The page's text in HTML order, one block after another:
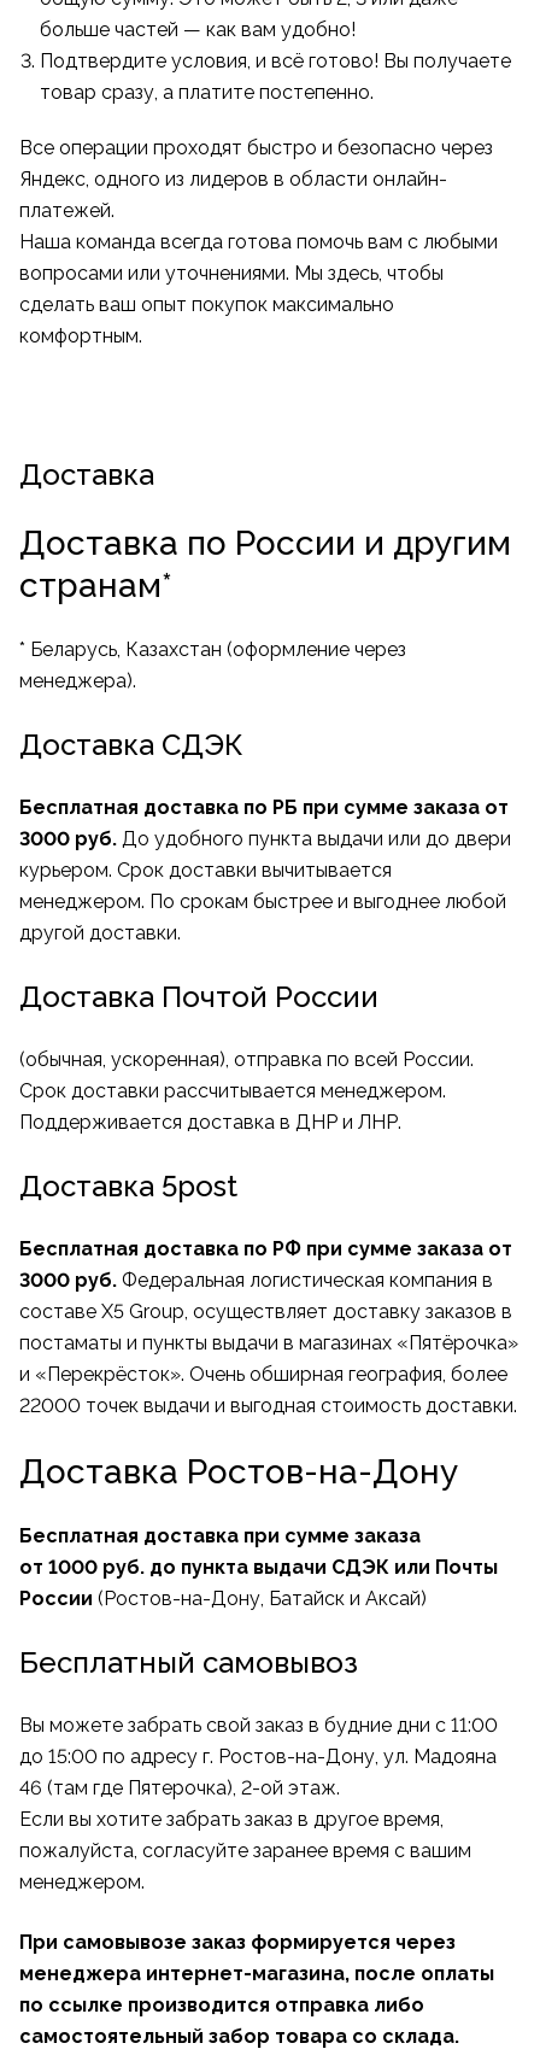
больше частей — как вам удобно!
Подтвердите условия, и всё готово! Вы получаете
товар сразу, а платите постепенно.
Все операции проходят быстро и безопасно через
Яндекс, одного из лидеров в области онлайн-
платежей.
Наша команда всегда готова помочь вам с любыми
вопросами или уточнениями. Мы здесь, чтобы
сделать ваш опыт покупок максимально
комфортным.
Доставка
Доставка по России и другим
странам*
* Беларусь, Казахстан (оформление через
менеджера).
Доставка СДЭК
Бесплатная доставка по РБ при сумме заказа от
3000 руб. До удобного пункта выдачи или до двери
курьером. Срок доставки вычитывается
менеджером. По срокам быстрее и выгоднее любой
другой доставки.
Доставка Почтой России
(обычная, ускоренная), отправка по всей России.
Срок доставки рассчитывается менеджером.
Поддерживается доставка в ДНР и ЛНР.
Доставка 5post
Бесплатная доставка по РФ при сумме заказа от
3000 руб. Федеральная логистическая компания в
составе X5 Group, осуществляет доставку заказов в
постаматы и пункты выдачи в магазинах «Пятёрочка»
и «Перекрёсток». Очень обширная география, более
22000 точек выдачи и выгодная стоимость доставки.
Доставка Ростов-на-Дону
Бесплатная доставка при сумме заказа
от 1000 руб. до пункта выдачи СДЭК или Почты
России (Ростов-на-Дону, Батайск и Аксай)
Бесплатный самовывоз
Вы можете забрать свой заказ в будние дни с 11:00
до 15:00 по адресу г. Ростов-на-Дону, ул. Мадояна
46 (там где Пятерочка), 2-ой этаж.
Если вы хотите забрать заказ в другое время,
пожалуйста, согласуйте заранее время с вашим
менеджером.
При самовывозе заказ формируется через
менеджера интернет-магазина, после оплаты
по ссылке производится отправка либо
самостоятельный забор товара со склада.